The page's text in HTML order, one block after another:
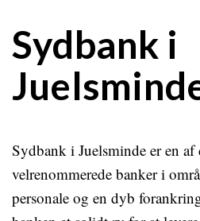
Sydbank i
Sydbank i Juelsminde er en
velrenommerede banker i
personale og en dyb